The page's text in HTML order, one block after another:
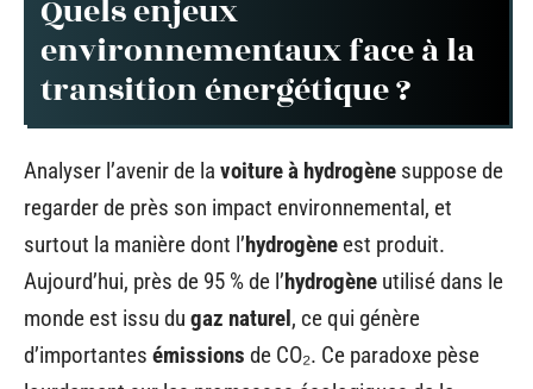
Quels enjeux
environnementaux face à la
transition énergétique ?
Analyser l’avenir de la voiture à hydrogène suppose de
regarder de près son impact environnemental, et
surtout la manière dont l’hydrogène est produit.
Aujourd’hui, près de 95 % de l’hydrogène utilisé dans le
monde est issu du gaz naturel, ce qui génère
d’importantes émissions de CO₂. Ce paradoxe pèse